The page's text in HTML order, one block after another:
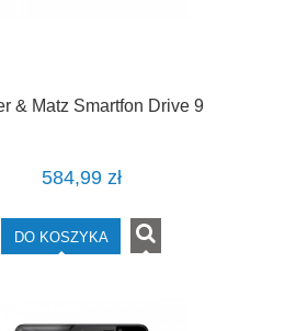
& Matz Smartfon Drive 9
584,99 zł
DO KOSZYKA